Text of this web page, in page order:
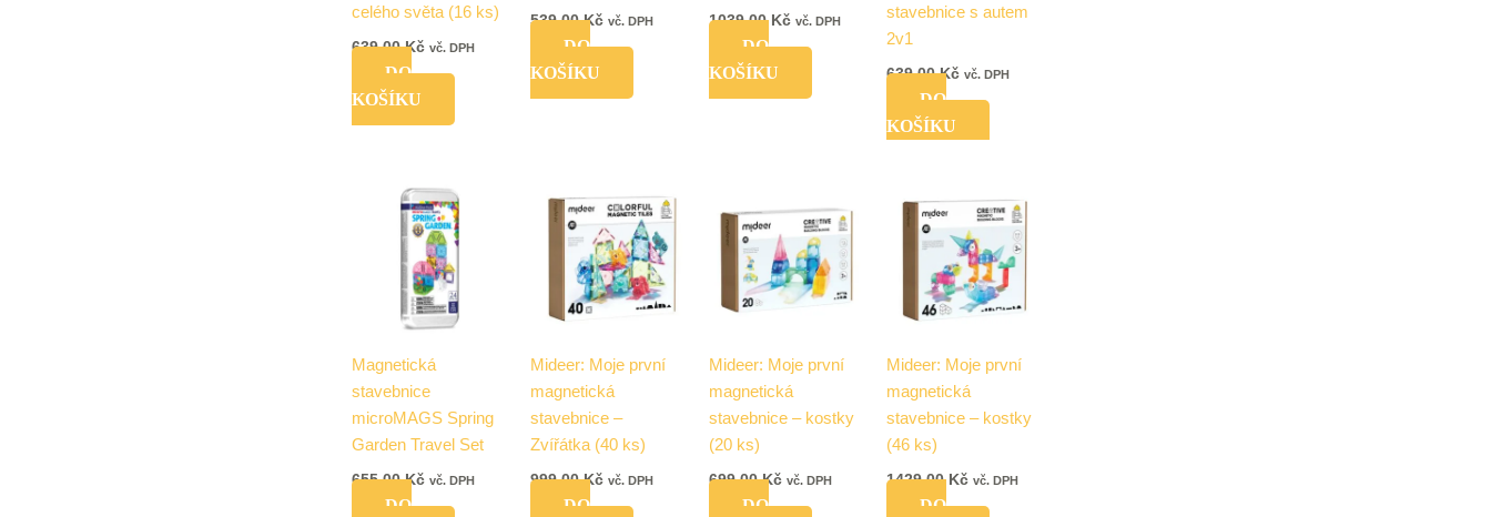
celého světa (16 ks)
639,00Kč vč. DPH
DO
KOŠÍKU
539,00Kč vč. DPH
DO
KOŠÍKU
1039,00 Kč vč. DPH
DO
KOŠÍKU
stavebnice s autem
2v1
639,00Kč vč. DPH
DO
KOŠÍKU
Magnetická
stavebnice
microMAGS Spring
Garden Travel Set
655,00Kč vč. DPH
DO
Mideer: Moje první
magnetická
stavebnice –
Zvířátka (40 ks)
999,00Kč vč. DPH
DO
Mideer: Moje první
magnetická
stavebnice – kostky
(20 ks)
699,00Kč vč. DPH
DO
Mideer: Moje první
magnetická
stavebnice – kostky
(46 ks)
1429,00 Kč vč. DPH
DO